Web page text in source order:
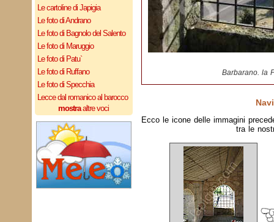
Le cartoline di Japigia
Le foto di Andrano
Le foto di Bagnolo del Salento
Le foto di Maruggio
Le foto di Patu`
Le foto di Ruffano
Le foto di Specchia
Lecce dal romanico al barocco
mostraaltre voci
Barbarano. la
Ecco le icone delle immagini
tra le